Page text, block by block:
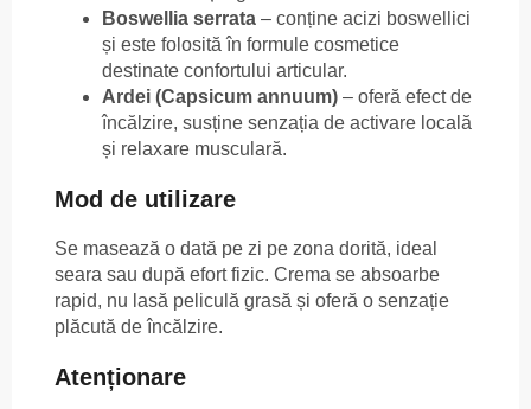
Boswellia serrata – conține acizi boswellici
și este folosită în formule cosmetice
destinate confortului articular.
Ardei (Capsicum annuum) – oferă efect de
încălzire, susține senzația de activare locală
și relaxare musculară.
Mod de utilizare
Se masează o dată pe zi pe zona dorită, ideal
seara sau după efort fizic. Crema se absoarbe
rapid, nu lasă peliculă grasă și oferă o senzație
plăcută de încălzire.
Atenționare